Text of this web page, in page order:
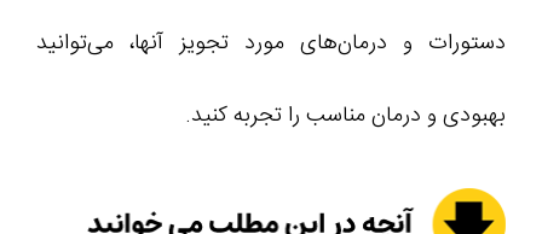
دستورات و درمان‌های مورد تجویز آنها، می‌توانید
بهبودی و درمان مناسب را تجربه کنید.